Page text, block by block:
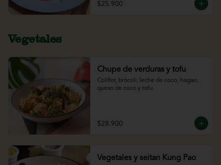
$25.900
Vegetales
Chupe de verduras y tofu
Coliflor, brócoli, leche de coco, hogao,
queso de coco y tofu.
$28.900
Vegetales y seitan Kung Pao